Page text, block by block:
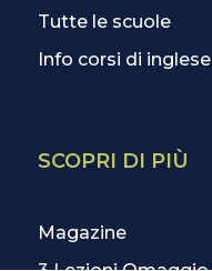
Tutte le scuole
Info corsi di inglese
SCOPRI DI PIÙ
Magazine